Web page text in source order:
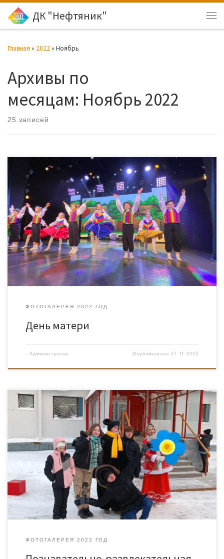
Перейти к содержимому
ДК "Нефтяник"
Главная » 2022 » Ноябрь
Архивы по
месяцам: Ноябрь 2022
25 записей
ФОТОГАЛЕРЕЯ 2022 ГОД
День матери
- Администратор Опубликовано27.11.2022
ФОТОГАЛЕРЕЯ 2022 ГОД